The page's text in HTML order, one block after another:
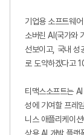
기업용 소프트웨
소버린AI(국가와
선보이고, 국내 성
로 도약하겠다고
티맥스소프트는
성에 기여할 프레
니스 애플리케이션